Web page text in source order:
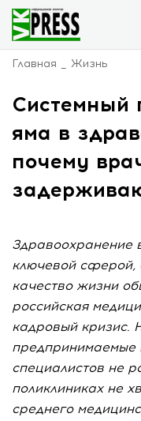
Главная Жизнь
Системный
яма в
почему
Здравоохранение
ключевой сферой,
качество жизни
российская
кадровый кризис.
предпринимаемые
специалистов не
поликлиниках не
среднего